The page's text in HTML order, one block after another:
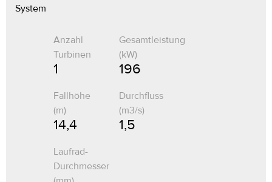
System
Anzahl
Turbinen
1
Gesamtleistung
(kW)
196
Fallhöhe
(m)
14,4
Durchfluss
(m3/s)
1,5
Laufrad-
Durchmesser